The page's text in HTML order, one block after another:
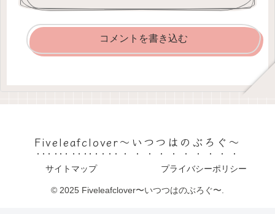
コメントを書き込む
Fiveleafclover〜いつつはのぶろぐ〜
サイトマップ プライバシーポリシー
© 2025 Fiveleafclover〜いつつはのぶろぐ〜.